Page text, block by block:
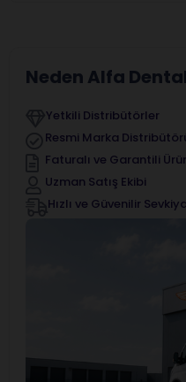
Neden Alfa
Yetkili Distribütörler
Resmi Marka
Faturalı ve Garantili
Uzman Satış Ekibi
Hızlı ve Güvenilir